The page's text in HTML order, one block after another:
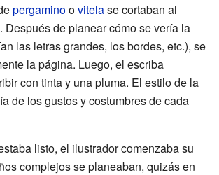
pergaminoovitelase cortaban al
Después de planear cómo se vería la
las letras grandes, los bordes, etc.), se
la página. Luego, el escriba
con tinta y una pluma. El estilo de la
de los gustos y costumbres de cada
listo, el ilustrador comenzaba su
complejos se planeaban, quizás en